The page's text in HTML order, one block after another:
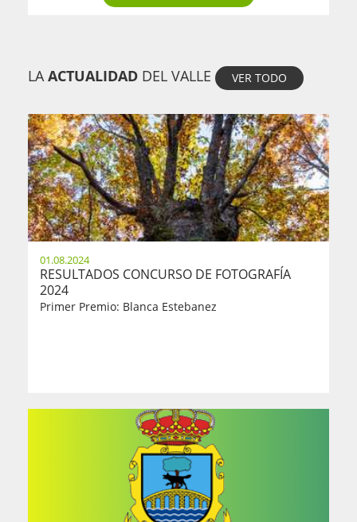
LAACTUALIDAD DEL VALLE VER TODO
01.08.2024
RESULTADOS CONCURSO DE FOTOGRAFÍA
2024
Primer Premio: Blanca Estebanez